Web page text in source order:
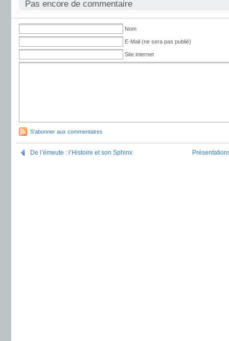
Pas encore de commentaire
Nom
E-Mail (ne sera pas publié)
Site internet
S'abonner aux commentaires
De l’émeute : l’Histoire et son Sphinx